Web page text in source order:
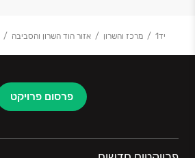
יד1 מרכז והשרון אזור הוד השרון והסביבה
פרסום פרויקט